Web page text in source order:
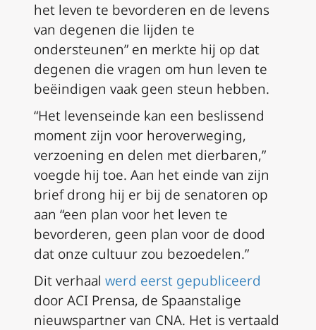
het leven te bevorderen en de levens
van degenen die lijden te
ondersteunen” en merkte hij op dat
degenen die vragen om hun leven te
beëindigen vaak geen steun hebben.
“Het levenseinde kan een beslissend
moment zijn voor heroverweging,
verzoening en delen met dierbaren,”
voegde hij toe. Aan het einde van zijn
brief drong hij er bij de senatoren op
aan “een plan voor het leven te
bevorderen, geen plan voor de dood
dat onze cultuur zou bezoedelen.”
Dit verhaal werd eerst gepubliceerd
door ACI Prensa, de Spaanstalige
nieuwspartner van CNA. Het is vertaald